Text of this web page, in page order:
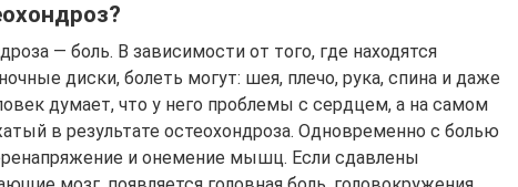
— боль. В зависимости от того, где находятся
диски, болеть могут: шея, плечо, рука, спина и даже
думает, что у него проблемы с сердцем, а на самом
в результате остеохондроза. Одновременно с болью
и онемение мышц. Если сдавлены